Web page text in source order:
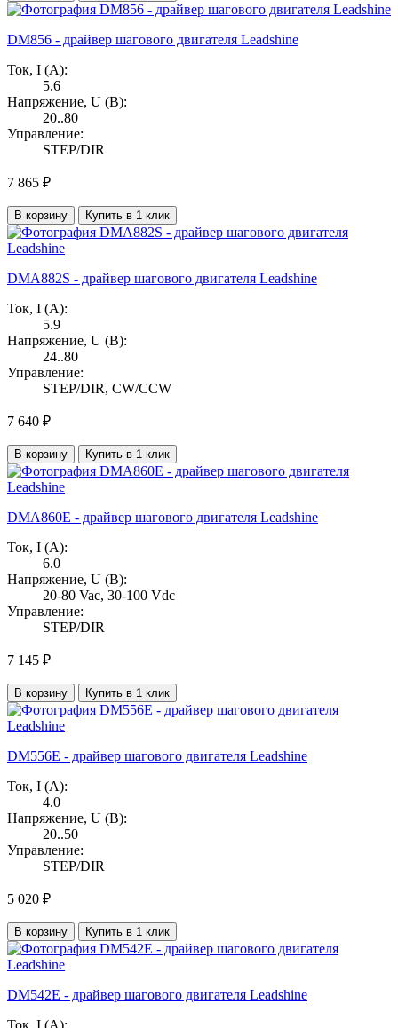
DM856 - драйвер шагового двигателя Leadshine
Ток, I (А):
5.6
Напряжение, U (В):
20..80
Управление:
STEP/DIR
7 865 ₽
В корзину Купить в 1 клик
DMA882S - драйвер шагового двигателя Leadshine
Ток, I (А):
5.9
Напряжение, U (В):
24..80
Управление:
STEP/DIR, CW/CCW
7 640 ₽
В корзину Купить в 1 клик
DMA860E - драйвер шагового двигателя Leadshine
Ток, I (А):
6.0
Напряжение, U (В):
20-80 Vac, 30-100 Vdc
Управление:
STEP/DIR
7 145 ₽
В корзину Купить в 1 клик
DM556E - драйвер шагового двигателя Leadshine
Ток, I (А):
4.0
Напряжение, U (В):
20..50
Управление:
STEP/DIR
5 020 ₽
В корзину Купить в 1 клик
DM542E - драйвер шагового двигателя Leadshine
Ток, I (А):